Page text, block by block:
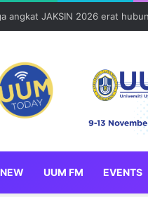
dan Sains Forensik:
UUM FM EVENTS